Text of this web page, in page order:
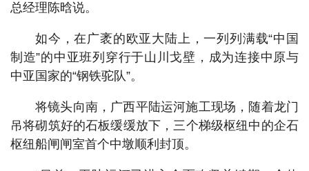
总经理陈晗说。
如今，在广袤的欧亚大陆上，一列列满载“中国
制造”的中亚班列穿行于山川戈壁，成为连接中原与
中亚国家的“钢铁驼队”。
将镜头向南，广西平陆运河施工现场，随着龙门
吊将砌筑好的石板缓缓放下，三个梯级枢纽中的企石
枢纽船闸闸室首个中墩顺利封顶。